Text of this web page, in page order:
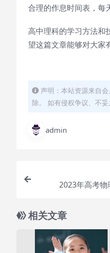
合理的作息时间表，
高中理科的学习方法和
望这篇文章能够对大家
声明：本站资源来自
除。 如有侵权争议、不
admin
2023年高考
相关文章